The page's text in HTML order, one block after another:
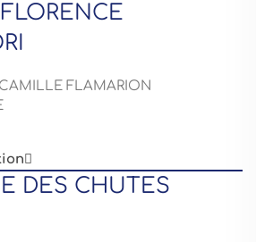
FLAMARION

DES CHUTES